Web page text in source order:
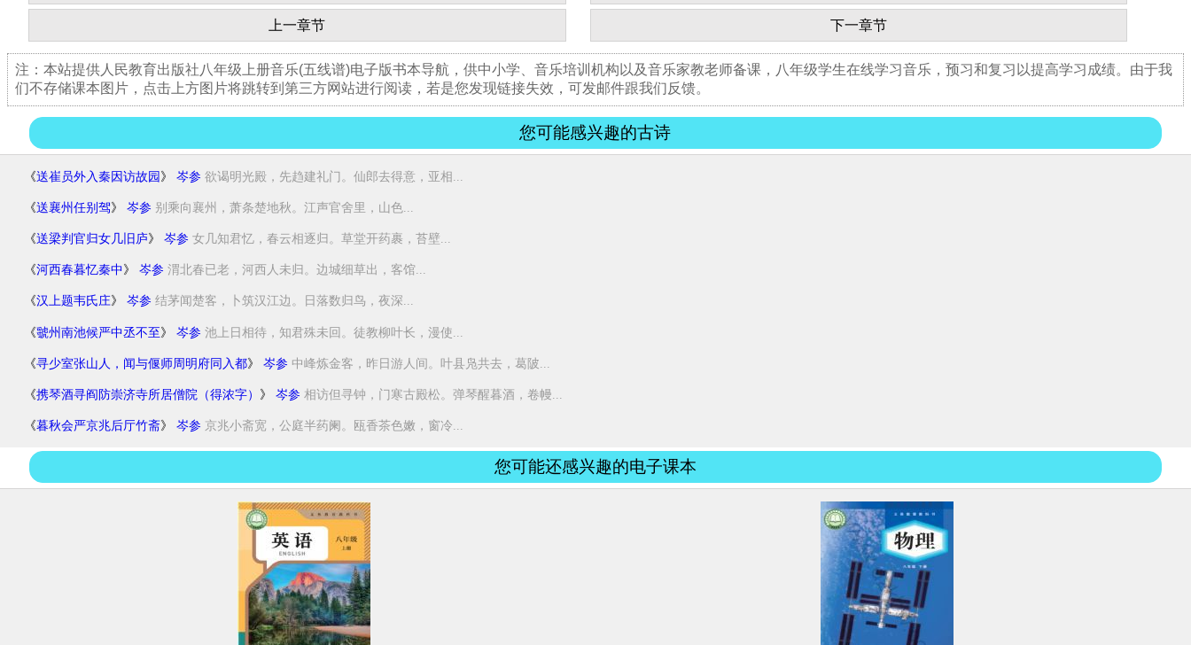
上一章节 下一章节
注：本站提供人民教育出版社八年级上册音乐(五线谱)电子版书本导航，供中小学、音乐培训机构以及音乐家教老师备课，八年级学生在线学习音乐，预习和复习以提高学习成绩。由于我
们不存储课本图片，点击上方图片将跳转到第三方网站进行阅读，若是您发现链接失效，可发邮件跟我们反馈。
您可能感兴趣的古诗
《送崔员外入秦因访故园 》 岑参 欲谒明光殿，先趋建礼门。仙郎去得意，亚相...
《送襄州任别驾》 岑参 别乘向襄州，萧条楚地秋。江声官舍里，山色...
《送梁判官归女几旧庐》 岑参 女几知君忆，春云相逐归。草堂开药裹，苔壁...
《河西春暮忆秦中》 岑参 渭北春已老，河西人未归。边城细草出，客馆...
《汉上题韦氏庄》 岑参 结茅闻楚客，卜筑汉江边。日落数归鸟，夜深...
《虢州南池候严中丞不至》 岑参 池上日相待，知君殊未回。徒教柳叶长，漫使...
《寻少室张山人，闻与偃师周明府同入都》 岑参 中峰炼金客，昨日游人间。叶县凫共去，葛陂...
《携琴酒寻阎防崇济寺所居僧院（得浓字） 》 岑参 相访但寻钟，门寒古殿松。弹琴醒暮酒，卷幔...
《暮秋会严京兆后厅竹斋》 岑参 京兆小斋宽，公庭半药阑。瓯香茶色嫩，窗冷...
您可能还感兴趣的电子课本